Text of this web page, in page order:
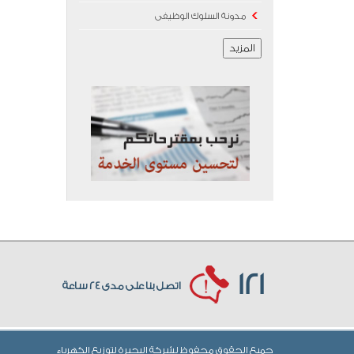
مدونة السلوك الوظيفى
المزيد
121 اتصل بنا على مدى 24 ساعة
جميع الحقوق محفوظ لشركة البحيرة لتوزيع الكهرباء